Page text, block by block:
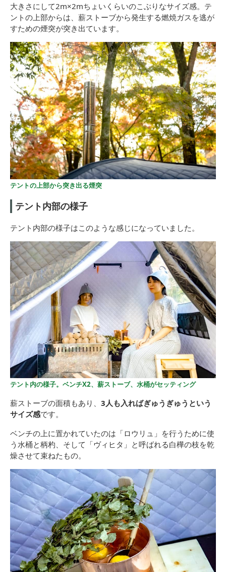
大きさにして2m×2mちょいくらいのこぶりなサイズ感。テ
ントの上部からは、薪ストーブから発生する燃焼ガスを逃が
すための煙突が突き出ています。
テントの上部から突き出る煙突
テント内部の様子
テント内部の様子はこのような感じになっていました。
テント内の様子。ベンチX2、薪ストーブ、水桶がセッティング
薪ストーブの面積もあり、 3人も入ればぎゅうぎゅうという
サイズ感です。
ベンチの上に置かれていたのは「ロウリュ」を行うために使
う水桶と柄杓、そして「ヴィヒタ」と呼ばれる白樺の枝を乾
燥させて束ねたもの。